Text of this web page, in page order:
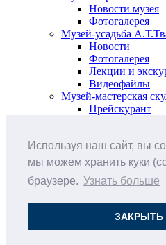
Используя наш сайт, вы
мы можем хранить куки
браузере. Узнать больше
ЗАКРЫТЬ
Новости музея
Фотогалерея
Музей-усадьба
Новости
Фотогалерея
Лекции и
Видеофайлы
Музей-мастерская
Прейскурант
Анонс мероприятий
Виртуальные
О музее
Друзья музея
Наши цены